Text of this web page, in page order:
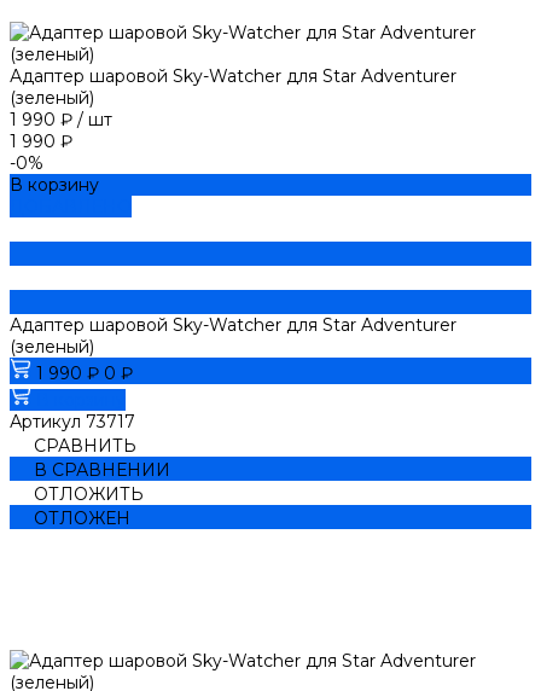
Адаптер шаровой Sky-Watcher для Star Adventurer
(зеленый)
1 990 ₽ / шт
1 990 ₽
-0%
В корзину
Адаптер шаровой Sky-Watcher для Star Adventurer
(зеленый)
1 990 ₽ 0 ₽
Артикул 73717
СРАВНИТЬ
В СРАВНЕНИИ
ОТЛОЖИТЬ
ОТЛОЖЕН